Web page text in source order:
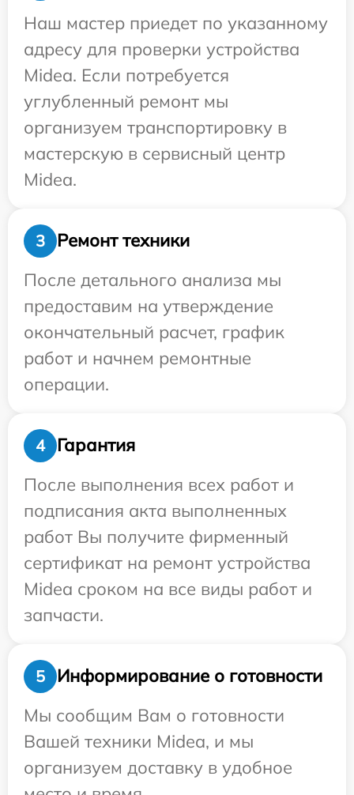
Наш мастер приедет по указанному
адресу для проверки устройства
Midea. Если потребуется
углубленный ремонт мы
организуем транспортировку в
мастерскую в сервисный центр
Midea.
3
Ремонт техники
После детального анализа мы
предоставим на утверждение
окончательный расчет, график
работ и начнем ремонтные
операции.
4
Гарантия
После выполнения всех работ и
подписания акта выполненных
работ Вы получите фирменный
сертификат на ремонт устройства
Midea сроком на все виды работ и
запчасти.
5
Информирование о готовности
Мы сообщим Вам о готовности
Вашей техники Midea, и мы
организуем доставку в удобное